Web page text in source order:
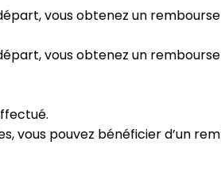
vous obtenez un
vous obtenez un
vous pouvez bénéficier d’un